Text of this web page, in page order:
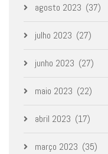
agosto 2023 (37)
julho 2023 (27)
junho 2023 (27)
maio 2023 (22)
abril 2023 (17)
março 2023 (35)